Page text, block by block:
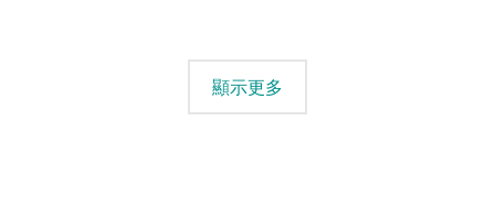
顯示更多